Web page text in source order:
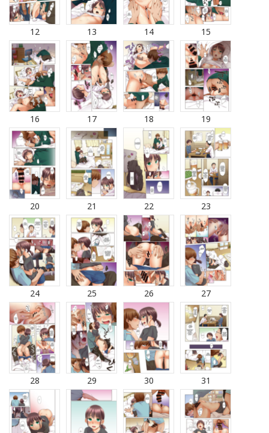
12 13 14 15
16 17 18 19
20 21 22 23
24 25 26 27
28 29 30 31